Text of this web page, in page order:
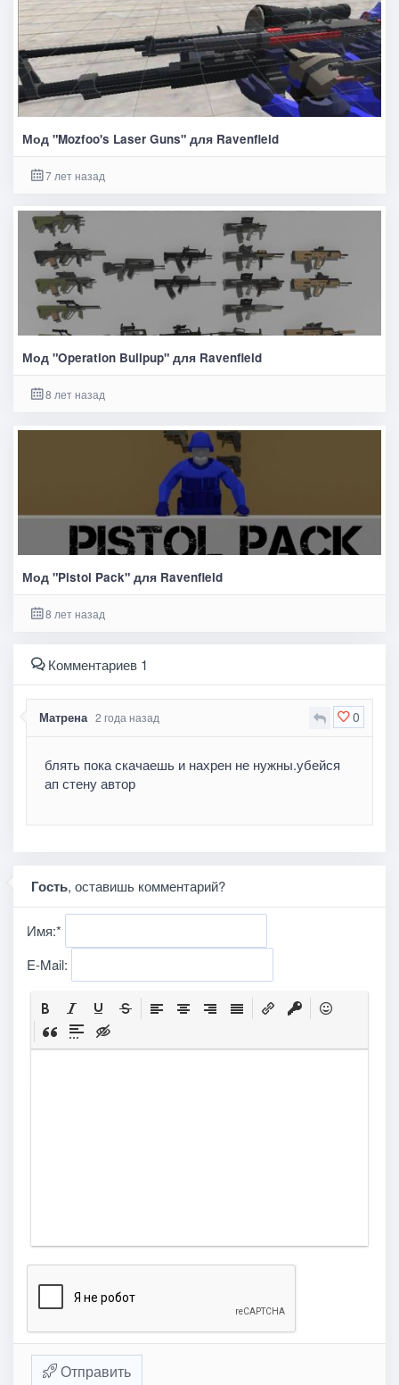
Мод "Mozfoo's Laser Guns" для Ravenfield
7 лет назад
Мод "Operation Bullpup" для Ravenfield
8 лет назад
Мод "Pistol Pack" для Ravenfield
8 лет назад
Комментариев 1
0
Матрена 2 года назад
блять пока скачаешь и нахрен не нужны.убейся
ап стену автор
Гость, оставишь комментарий?
Имя:*
E-Mail:
Отправить